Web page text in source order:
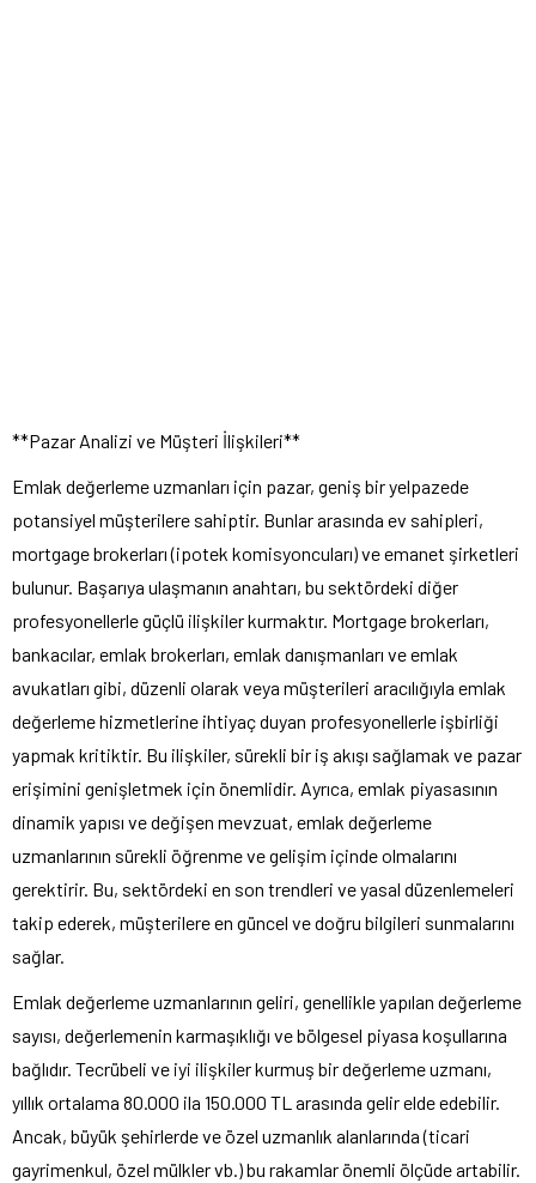
**Pazar Analizi ve Müşteri İlişkileri**
Emlak değerleme uzmanları için pazar, geniş bir yelpazede
potansiyel müşterilere sahiptir. Bunlar arasında ev sahipleri,
mortgage brokerları (ipotek komisyoncuları) ve emanet şirketleri
bulunur. Başarıya ulaşmanın anahtarı, bu sektördeki diğer
profesyonellerle güçlü ilişkiler kurmaktır. Mortgage brokerları,
bankacılar, emlak brokerları, emlak danışmanları ve emlak
avukatları gibi, düzenli olarak veya müşterileri aracılığıyla emlak
değerleme hizmetlerine ihtiyaç duyan profesyonellerle işbirliği
yapmak kritiktir. Bu ilişkiler, sürekli bir iş akışı sağlamak ve pazar
erişimini genişletmek için önemlidir. Ayrıca, emlak piyasasının
dinamik yapısı ve değişen mevzuat, emlak değerleme
uzmanlarının sürekli öğrenme ve gelişim içinde olmalarını
gerektirir. Bu, sektördeki en son trendleri ve yasal düzenlemeleri
takip ederek, müşterilere en güncel ve doğru bilgileri sunmalarını
sağlar.
Emlak değerleme uzmanlarının geliri, genellikle yapılan değerleme
sayısı, değerlemenin karmaşıklığı ve bölgesel piyasa koşullarına
bağlıdır. Tecrübeli ve iyi ilişkiler kurmuş bir değerleme uzmanı,
yıllık ortalama 80.000 ila 150.000 TL arasında gelir elde edebilir.
Ancak, büyük şehirlerde ve özel uzmanlık alanlarında (ticari
gayrimenkul, özel mülkler vb.) bu rakamlar önemli ölçüde artabilir.